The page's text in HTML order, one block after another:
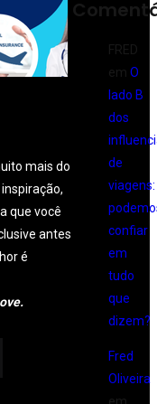
FRED
em O
lado B
dos
de
viagens:
confiar
em
tudo
que
dizem?
Fred
Oliveira
em
mais do
que você
antes
é